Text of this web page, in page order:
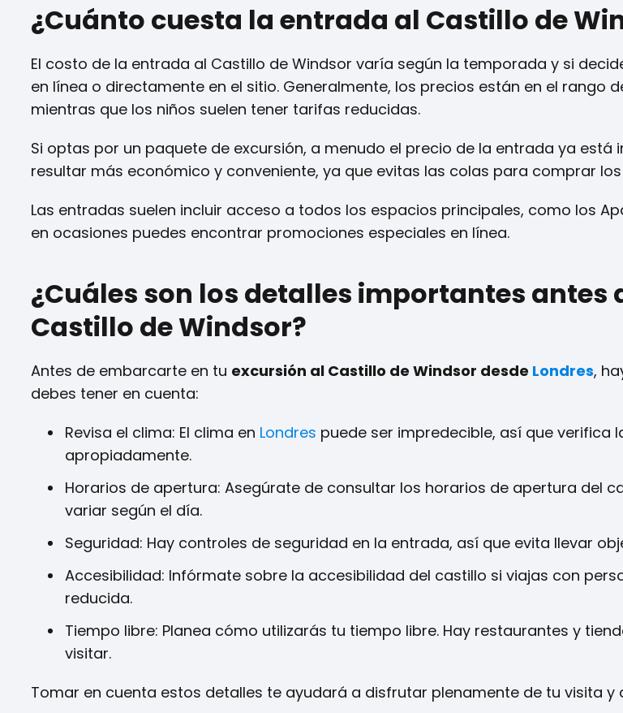
¿Cuánto cuesta la entrada al Castillo de
El costo de la entrada al Castillo de Windsor varía según la temporada y si
en línea o directamente en el sitio. Generalmente, los precios están en el rango
mientras que los niños suelen tener tarifas reducidas.
Si optas por un paquete de excursión, a menudo el precio de la entrada ya está
resultar más económico y conveniente, ya que evitas las colas para comprar
Las entradas suelen incluir acceso a todos los espacios principales, como los
en ocasiones puedes encontrar promociones especiales en línea.
¿Cuáles son los detalles importantes antes
Castillo de Windsor?
Antes de embarcarte en tu excursión al Castillo de Windsor desde Londres,
debes tener en cuenta:
Revisa el clima: El clima en Londres puede ser impredecible, así que verifica
apropiadamente.
Horarios de apertura: Asegúrate de consultar los horarios de apertura del
variar según el día.
Seguridad: Hay controles de seguridad en la entrada, así que evita llevar
Accesibilidad: Infórmate sobre la accesibilidad del castillo si viajas con
reducida.
Tiempo libre: Planea cómo utilizarás tu tiempo libre. Hay restaurantes y
visitar.
Tomar en cuenta estos detalles te ayudará a disfrutar plenamente de tu visita